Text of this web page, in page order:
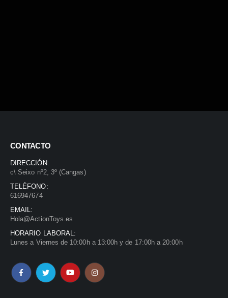
CONTACTO
DIRECCIÓN:
c\ Seixo nº2, 3º (Cangas)
TELÉFONO:
616947674
EMAIL:
Hola@ActionToys.es
HORARIO LABORAL:
Lunes a Viernes de 10:00h a 13:00h y de 17:00h a 20:00h